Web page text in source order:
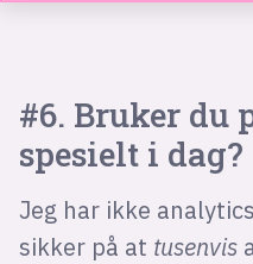
#6. Bruker du
spesielt i dag?
Jeg har ikke
sikker på at tusenvis